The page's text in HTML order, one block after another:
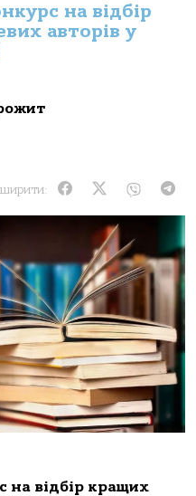
на відбір
авторів у
на відбір кращих